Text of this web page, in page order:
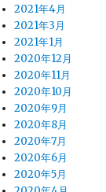
2021年4月
2021年3月
2021年1月
2020年12月
2020年11月
2020年10月
2020年9月
2020年8月
2020年7月
2020年6月
2020年5月